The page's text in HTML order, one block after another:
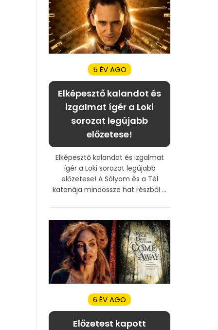
5 ÉV AGO
Elképesztő kalandot és
izgalmat ígér a Loki
sorozat legújabb
előzetese!
Elképesztő kalandot és izgalmat
ígér a Loki sorozat legújabb
előzetese! A Sólyom és a Tél
katonája mindössze hat részből ...
6 ÉV AGO
Előzetest kapott